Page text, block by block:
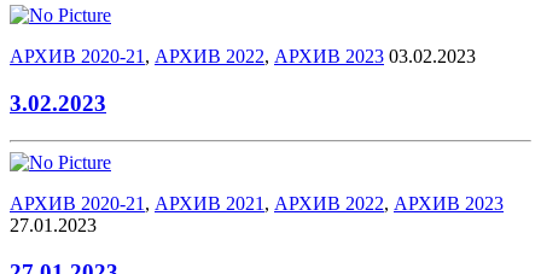
АРХИВ 2020-21 , АРХИВ 2022, АРХИВ 2023 03.02.2023
3.02.2023
АРХИВ 2020-21 , АРХИВ 2021 , АРХИВ 2022, АРХИВ 2023
27.01.2023